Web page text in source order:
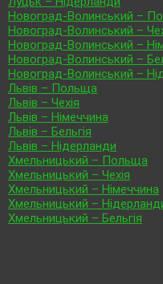
Новоград-Волинський –
Новоград-Волинський –
Новоград-Волинський –
Новоград-Волинський –
Новоград-Волинський –
Львів – Польща
Львів – Чехія
Львів – Німеччина
Львів – Бельгія
Львів – Нідерланди
Хмельницький – Польща
Хмельницький – Чехія
Хмельницький – Німеччина
Хмельницький –
Хмельницький – Бельгія